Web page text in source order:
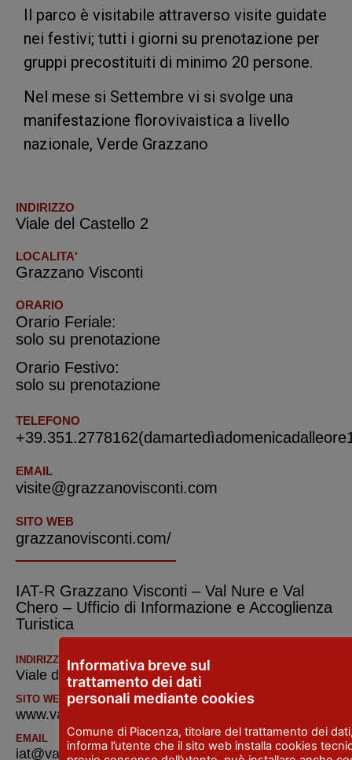
Il parco è visitabile attraverso visite guidate
nei festivi; tutti i giorni su prenotazione per
gruppi precostituiti di minimo 20 persone.
Nel mese si Settembre vi si svolge una
manifestazione florovivaistica a livello
nazionale, Verde Grazzano
INDIRIZZO
Viale del Castello 2
LOCALITA'
Grazzano Visconti
ORARIO
Orario Feriale:
solo su prenotazione
Orario Festivo:
solo su prenotazione
TELEFONO
EMAIL
visite@grazzanovisconti.com
SITO WEB
grazzanovisconti.com/
IAT-R Grazzano Visconti – Val Nure e Val
Chero – Ufficio di Informazione e Accoglienza
Turistica
INDIRIZZO
Viale del Castello, 2 - Vigolzone
SITO WEB
www.valnure.info
EMAIL
iat@valnure.info
Informativa breve sul
trattamento dei dati
personali mediante cookies
Comune di Piacenza, titolare del trattamento dei
informa l’utente che il sito web installa cookies